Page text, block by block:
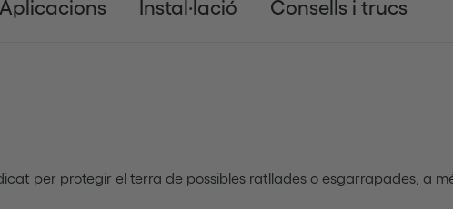
Aplicacions Instal·lació Consells i trucs
per protegir el terra de possibles ratllades o esgarrapades, a